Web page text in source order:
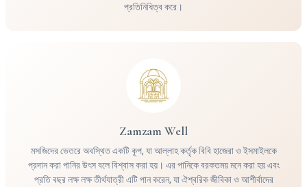
প্রতিনিধিত্ব করে।
Zamzam Well
মসজিদের ভেতরে অবস্থিত একটি কূপ, যা আল্লাহ কর্তৃক বিবি হাজেরা ও ইসমাইলকে
প্রদান করা পানির উৎস বলে বিশ্বাস করা হয়। এর পানিকে বরকতময় মনে করা হয় এবং
প্রতি বছর লক্ষ লক্ষ তীর্থযাত্রী এটি পান করেন, যা ঐশ্বরিক জীবিকা ও আশীর্বাদের